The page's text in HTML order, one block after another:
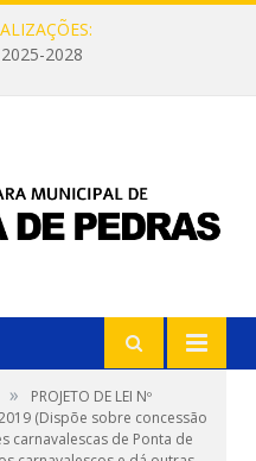
2028
»
PROJETO DE LEI Nº
2019 (Dispõe sobre concessão
carnavalescas de Ponta de